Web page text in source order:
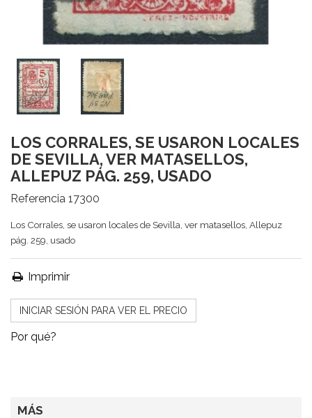
LOS CORRALES, SE USARON LOCALES
DE SEVILLA, VER MATASELLOS,
ALLEPUZ PÁG. 259, USADO
Referencia 17300
Los Corrales, se usaron locales de Sevilla, ver matasellos, Allepuz
pág. 259, usado
Imprimir
INICIAR SESIÓN PARA VER EL PRECIO
Por qué?
MÁS